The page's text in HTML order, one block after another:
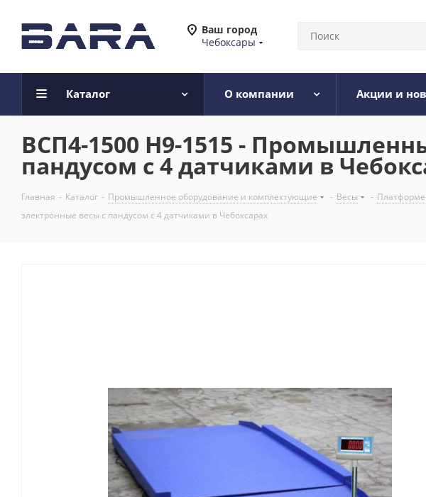
Ваш город
Чебоксары
Каталог О компании Акции и
ВСП4-1500 Н9-1515 -
пандусом с 4 датчиками в
Главная - Каталог - Промышленное оборудование и комплектующие - Весы -
электронные весы с пандусом с 4 датчиками в Чебоксарах